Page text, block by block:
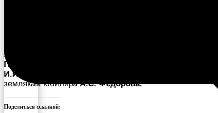
заместителя начальника управления культуры
Павловой Л.С
И.И. Данилова Е.Н. Борисова У.А.
землякам юбиляраА.С. Федорова.
Поделиться ссылкой: